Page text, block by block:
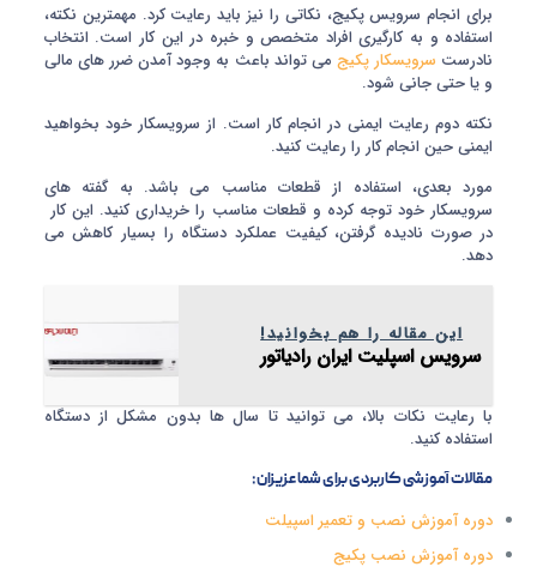
برای انجام سرویس پکیج، نکاتی را نیز باید رعایت کرد. مهمترین نکته،
استفاده و به کارگیری افراد متخصص و خبره در این کار است. انتخاب
نادرست سرویسکار پکیج می تواند باعث به وجود آمدن ضرر های مالی
و یا حتی جانی شود.
نکته دوم رعایت ایمنی در انجام کار است. از سرویسکار خود بخواهید
ایمنی حین انجام کار را رعایت کنید.
مورد بعدی، استفاده از قطعات مناسب می باشد. به گفته های
سرویسکار خود توجه کرده و قطعات مناسب را خریداری کنید. این کار
در صورت نادیده گرفتن، کیفیت عملکرد دستگاه را بسیار کاهش می
دهد.
این مقاله را هم بخوانید!
سرویس اسپلیت ایران رادیاتور
با رعایت نکات بالا، می توانید تا سال ها بدون مشکل از دستگاه
استفاده کنید.
مقالات آموزشی کاربردی برای شما عزیزان:
دوره آموزش نصب و تعمیر اسپیلت
دوره آموزش نصب پکیج